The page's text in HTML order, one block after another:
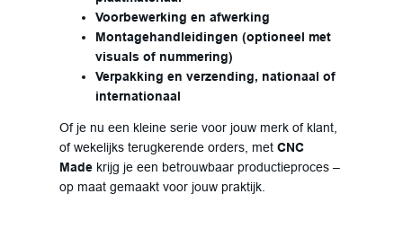
Voorbewerking en afwerking
Montagehandleidingen (optioneel met
visuals of nummering)
Verpakking en verzending, nationaal of
internationaal
Of je nu een kleine serie voor jouw merk of klant,
of wekelijks terugkerende orders, metCNC
Made krijg je een betrouwbaar productieproces –
op maat gemaakt voor jouw praktijk.